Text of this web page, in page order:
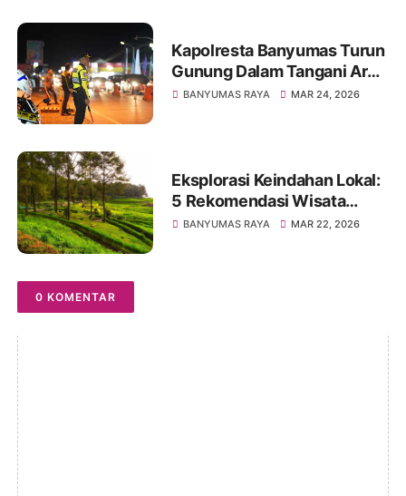
Kapolresta Banyumas Turun
Gunung Dalam Tangani Arus
Balik Lebaran 2026
BANYUMAS RAYA MAR 24, 2026
Eksplorasi Keindahan Lokal:
5 Rekomendasi Wisata
Banyumas untuk Libur
BANYUMAS RAYA MAR 22, 2026
0 KOMENTAR